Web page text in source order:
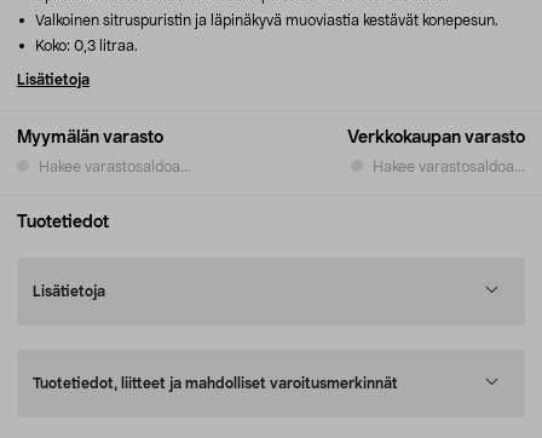
Myymälän varasto
Hakee varastosaldoa...
Verkkokaupan varasto
Hakee varastosaldoa...
Valkoinen sitruspuristin ja läpinäkyvä muoviastia kestävät konepesun.
Koko: 0,3 litraa.
Lisätietoja
Tuotetiedot
Lisätietoja
Tuotetiedot, liitteet ja mahdolliset varoitusmerkinnät